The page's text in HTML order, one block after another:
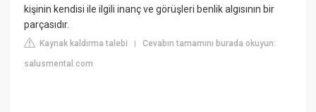
kişinin kendisi ile ilgili inanç ve görüşleri benlik algısının bir
parçasıdır.
Kaynak kaldırma talebi |Cevabın tamamını burada okuyun:
salusmental.com